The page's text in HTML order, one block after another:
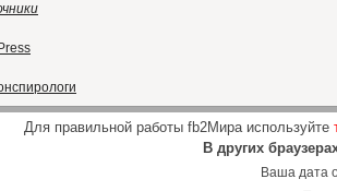
Для правильной работы fb2Мира используйте
В других
Ваша дата